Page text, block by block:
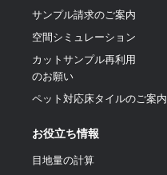
サンプル請求のご案内
空間シミュレーション
カットサンプル再利用
のお願い
ペット対応床タイルのご案内
お役立ち情報
目地量の計算